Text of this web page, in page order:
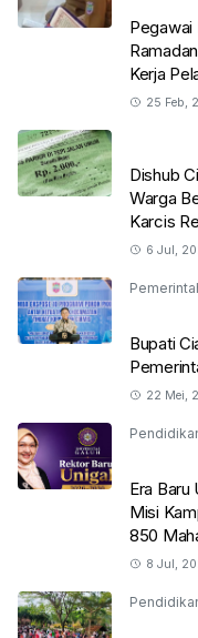
Pegawai
Kerja
25 Feb,
Dishub
Warga
Karcis
6 Jul,
Bupati
22 Mei,
Era Baru
Misi
850
8 Jul,